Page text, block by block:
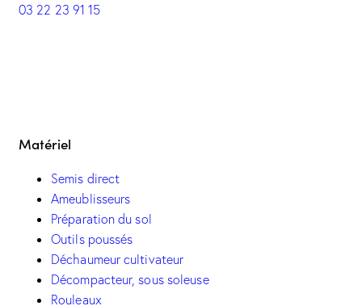
03 22 23 91 15
Matériel
Semis direct
Ameublisseurs
Préparation du sol
Outils poussés
Déchaumeur cultivateur
Décompacteur, sous soleuse
Rouleaux